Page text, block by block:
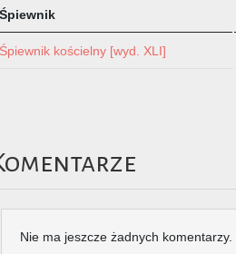
Śpiewnik
Śpiewnik kościelny [wyd. XLI]
Nie ma jeszcze żadnych komentarzy.